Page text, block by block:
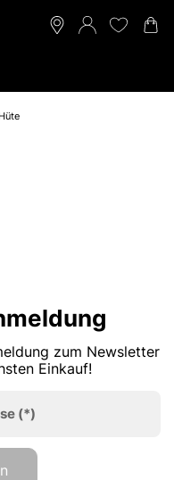
Hüte
zum Newsletter
Einkauf!
(*)